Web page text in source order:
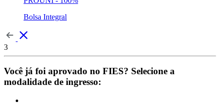
Bolsa Integral
3
Você já foi aprovado no FIES? Selecione a
modalidade de ingresso: